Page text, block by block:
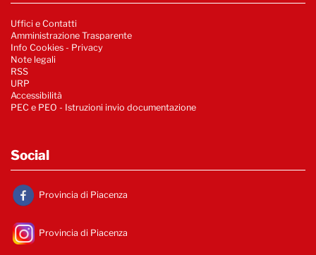
Uffici e Contatti
Amministrazione Trasparente
Info Cookies - Privacy
Note legali
RSS
URP
Accessibilità
PEC e PEO - Istruzioni invio documentazione
Social
Provincia di Piacenza
Provincia di Piacenza